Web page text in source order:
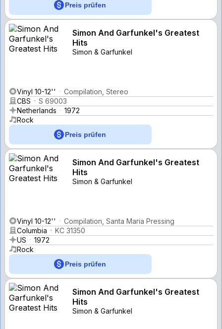
Preis prüfen
Simon And Garfunkel's Greatest
Hits
Simon & Garfunkel
Vinyl 10-12''
Compilation, Stereo
CBS
S 69003
Netherlands
1972
Rock
Preis prüfen
Simon And Garfunkel's Greatest
Hits
Simon & Garfunkel
Vinyl 10-12''
Compilation, Santa Maria Pressing
Columbia
KC 31350
US
1972
Rock
Preis prüfen
Simon And Garfunkel's Greatest
Hits
Simon & Garfunkel